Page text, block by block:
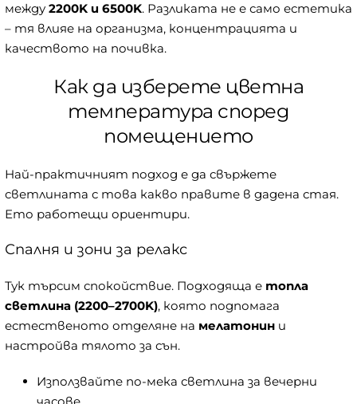
между 2200K и 6500K. Разликата не е само естетика
– тя влияе на организма, концентрацията и
качеството на почивка.
Как да изберете цветна
температура според
помещението
Най-практичният подход е да свържете
светлината с това какво правите в дадена стая.
Ето работещи ориентири.
Спалня и зони за релакс
Тук търсим спокойствие. Подходяща е топла
светлина (2200–2700K), която подпомага
естественото отделяне на мелатонин и
настройва тялото за сън.
Използвайте по-мека светлина за вечерни